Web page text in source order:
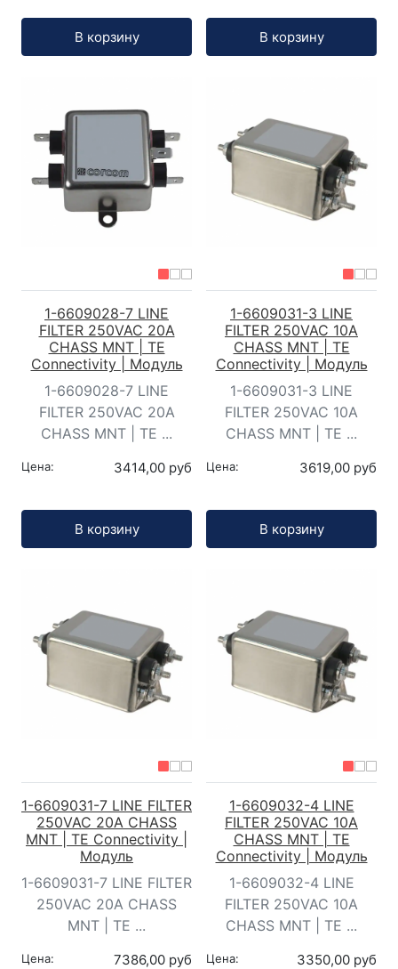
В корзину В корзину
1-6609028-7 LINE
FILTER 250VAC 20A
CHASS MNT | TE
Connectivity | Модуль
1-6609028-7 LINE
FILTER 250VAC 20A
CHASS MNT | TE ...
Цена: 3414,00 руб
В корзину
1-6609031-3 LINE
FILTER 250VAC 10A
CHASS MNT | TE
Connectivity | Модуль
1-6609031-3 LINE
FILTER 250VAC 10A
CHASS MNT | TE ...
Цена: 3619,00 руб
В корзину
1-6609031-7 LINE FILTER
250VAC 20A CHASS
MNT | TE Connectivity |
Модуль
1-6609031-7 LINE FILTER
250VAC 20A CHASS
MNT | TE ...
Цена: 7386,00 руб
1-6609032-4 LINE
FILTER 250VAC 10A
CHASS MNT | TE
Connectivity | Модуль
1-6609032-4 LINE
FILTER 250VAC 10A
CHASS MNT | TE ...
Цена: 3350,00 руб